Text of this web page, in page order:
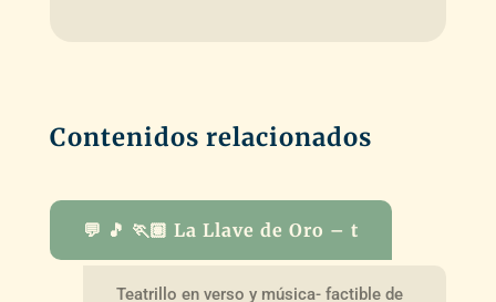
Contenidos relacionados
💬 🎵 🏃🏽 La Llave de Oro – t
Teatrillo en verso y música- factible de